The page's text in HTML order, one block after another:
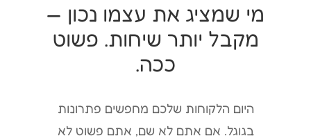
מי שמציג את עצמו נכון —
מקבל יותר שיחות. פשוט
ככה.
היום הלקוחות שלכם מחפשים פתרונות
בגוגל. אם אתם לא שם, אתם פשוט לא